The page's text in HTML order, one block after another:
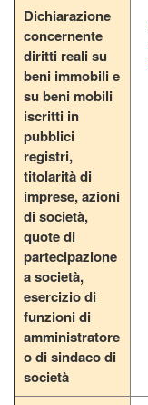
Dichiarazione
concernente
diritti reali su
beni immobili e
su beni mobili
iscritti in
pubblici
registri,
titolarità di
imprese, azioni
di società,
quote di
partecipazione
a società,
esercizio di
funzioni di
amministratore
o di sindaco di
società